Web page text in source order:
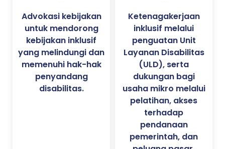
Advokasi kebijakan
untuk mendorong
kebijakan inklusif
yang melindungi dan
memenuhi hak-hak
penyandang
disabilitas.
Ketenagakerjaan
inklusif melalui
penguatan Unit
Layanan Disabilitas
(ULD), serta
dukungan bagi
usaha mikro melalui
pelatihan, akses
terhadap
pendanaan
pemerintah, dan